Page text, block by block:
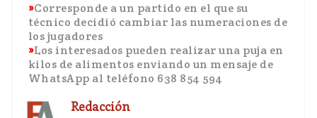
Corresponde a un partido en el que su
técnico decidió cambiar las numeraciones de
los jugadores
Los interesados pueden realizar una puja en
kilos de alimentos enviando un mensaje de
WhatsApp al teléfono 638 854 594
Redacción